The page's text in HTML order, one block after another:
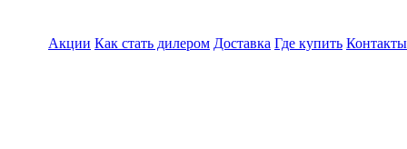
Акции Как стать дилером Доставка Где купить Контакты